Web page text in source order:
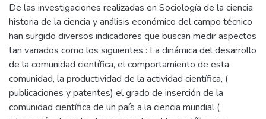
De las investigaciones realizadas en Sociología de la ciencia
historia de la ciencia y análisis económico del campo técnico
han surgido diversos indicadores que buscan medir aspectos
tan variados como los siguientes : La dinámica del desarrollo
de la comunidad científica, el comportamiento de esta
comunidad, la productividad de la actividad científica, (
publicaciones y patentes) el grado de inserción de la
comunidad científica de un país a la ciencia mundial (